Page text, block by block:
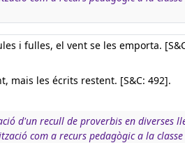
i fulles, el vent se les emporta.
mais les écrits restent. [S&C: 492].
d'un recull de proverbis en diverses
com a recurs pedagògic a la